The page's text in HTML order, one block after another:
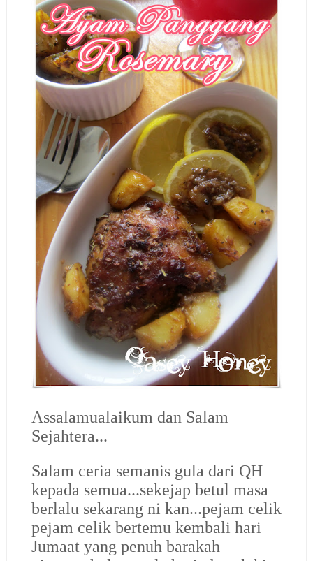
Assalamualaikum dan Salam
Sejahtera...
Salam ceria semanis gula dari QH
kepada semua...sekejap betul masa
berlalu sekarang ni kan...pejam celik
pejam celik bertemu kembali hari
Jumaat yang penuh barakah